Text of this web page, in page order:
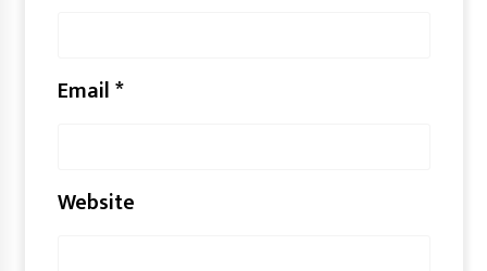
Email*
Website